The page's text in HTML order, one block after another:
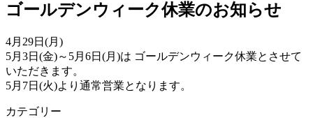
ゴールデンウィーク休業のお知らせ
4月29日(月)
5月3日(金)～5月6日(月)は ゴールデンウィーク休業とさせて
いただきます。
5月7日(火)より通常営業となります。
カテゴリー